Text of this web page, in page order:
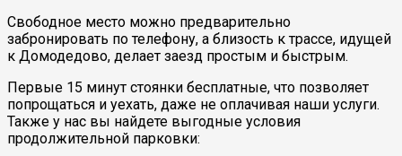
Свободное место можно предварительно
забронировать по телефону, а близость к трассе, идущей
к Домодедово, делает заезд простым и быстрым.
Первые 15 минут стоянки бесплатные, что позволяет
попрощаться и уехать, даже не оплачивая наши услуги.
Также у нас вы найдете выгодные условия
продолжительной парковки: